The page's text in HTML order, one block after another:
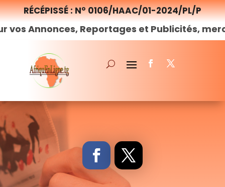
RÉCÉPISSÉ : N° 0106/HAAC/01-2024/PL/P
Reportages et Publicités, merci denous